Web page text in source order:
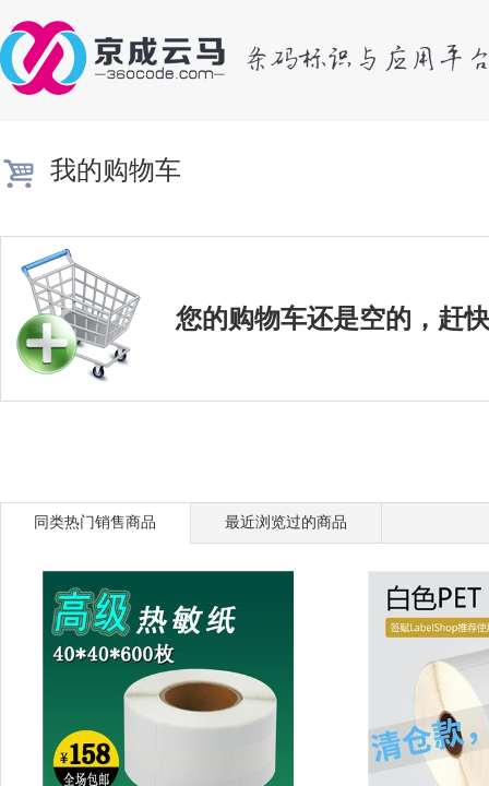
我的购物车
您的购物车还是空的，赶
同类热门销售商品 最近浏览过的商品